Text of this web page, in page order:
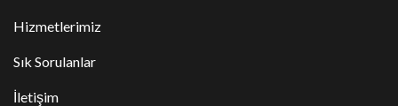
Hizmetlerimiz
Sık Sorulanlar
İletişim